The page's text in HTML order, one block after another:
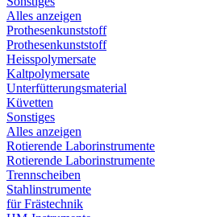
Alles anzeigen
Prothesenkunststoff
Prothesenkunststoff
Heisspolymersate
Kaltpolymersate
Unterfütterungsmaterial
Küvetten
Sonstiges
Alles anzeigen
Rotierende Laborinstrumente
Rotierende Laborinstrumente
Trennscheiben
Stahlinstrumente
für Frästechnik